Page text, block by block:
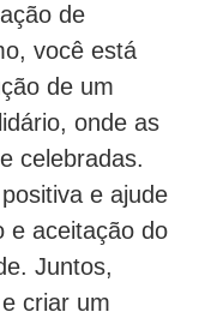
de
você está
de um
onde as
celebradas.
e ajude
e aceitação do
Juntos,
criar um